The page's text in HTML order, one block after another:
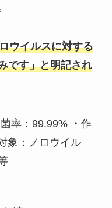
ウイルスに対する
です」と明記され
菌率：99.99% ・作
象：ノロウイル